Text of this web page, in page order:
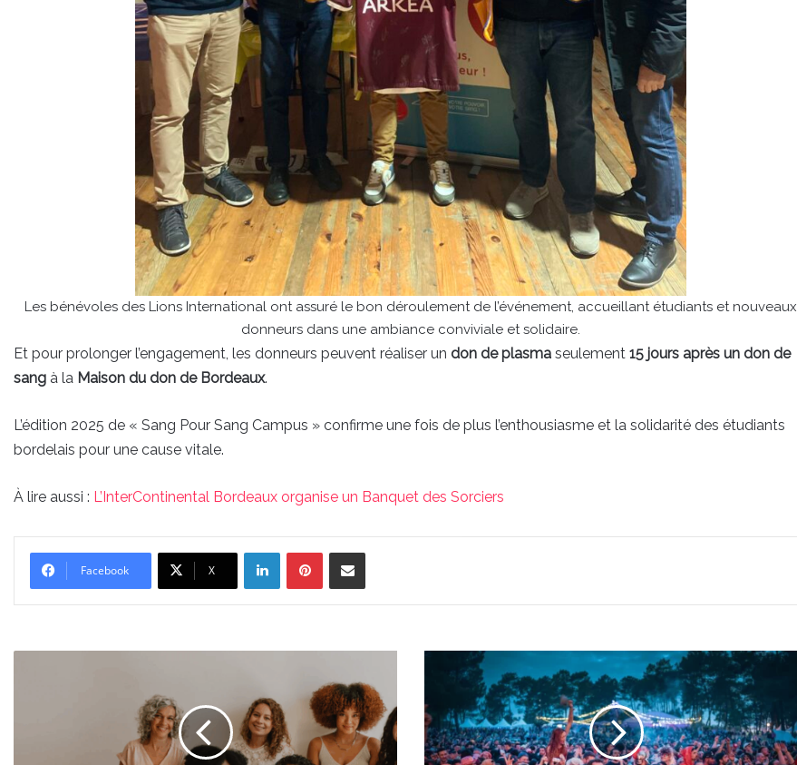
Les bénévoles des Lions International ont assuré le bon déroulement de l’événement, accueillant étudiants et nouveaux
donneurs dans une ambiance conviviale et solidaire.
Et pour prolonger l’engagement, les donneurs peuvent réaliser un don de plasma seulement 15 jours après un don de
sang à la Maison du don de Bordeaux.
L’édition 2025 de « Sang Pour Sang Campus » confirme une fois de plus l’enthousiasme et la solidarité des étudiants
bordelais pour une cause vitale.
À lire aussi : L’InterContinental Bordeaux organise un Banquet des Sorciers
Facebook X
LinkedinPinterestPartager par email
Freemusic
Festival
2026